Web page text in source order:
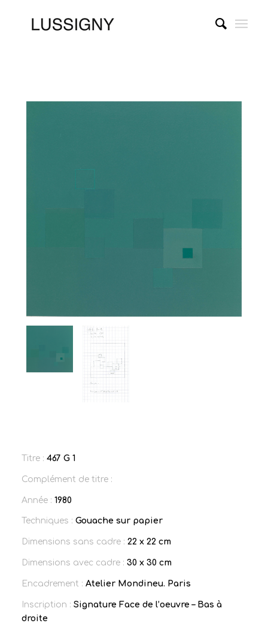
Titre : 467 G 1
Complément de titre :
Année : 1980
Techniques : Gouache sur papier
Dimensions sans cadre : 22 x 22 cm
Dimensions avec cadre : 30 x 30 cm
Encadrement : Atelier Mondineu. Paris
Inscription : Signature Face de l’oeuvre – Bas à
droite